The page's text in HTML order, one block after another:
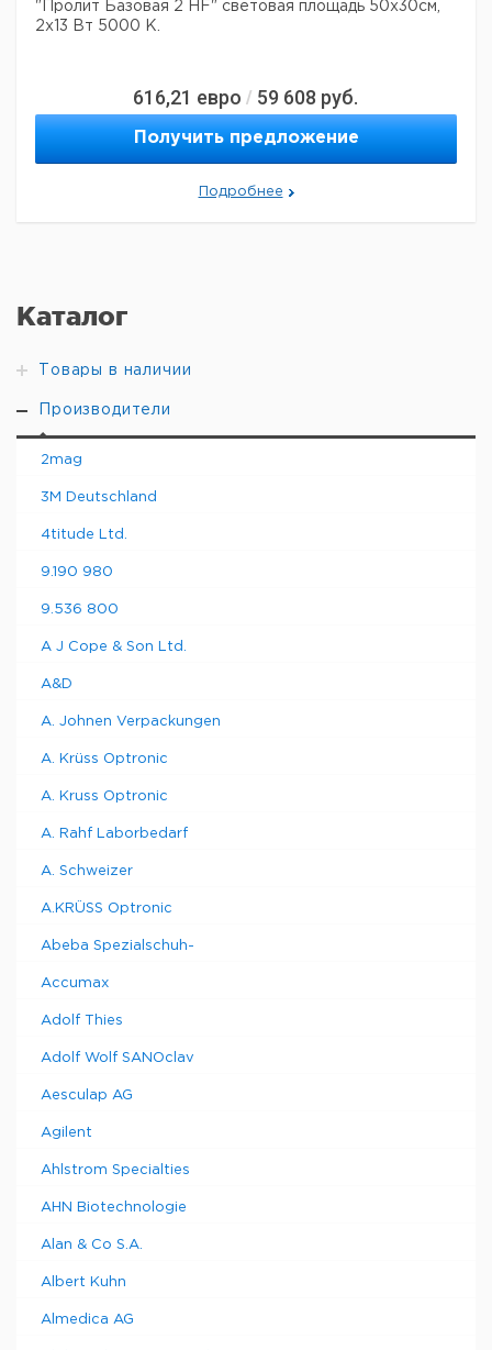
Каталог
Товары в наличии
Производители
2mag
3M Deutschland
4titude Ltd.
9.190 980
9.536 800
A J Cope & Son Ltd.
A&D
A. Johnen Verpackungen
A. Krüss Optronic
A. Kruss Optronic
A. Rahf Laborbedarf
A. Schweizer
A.KRÜSS Optronic
Abeba Spezialschuh-
Accumax
Adolf Thies
Adolf Wolf SANOclav
Aesculap AG
Agilent
Ahlstrom Specialties
AHN Biotechnologie
Alan & Co S.A.
Albert Kuhn
Almedica AG
"Пролит Базовая 2 HF" световая площадь 50x30см,
2x13 Вт 5000 К.
616,21 евро / 59 608 руб.
Получить предложение
Подробнее